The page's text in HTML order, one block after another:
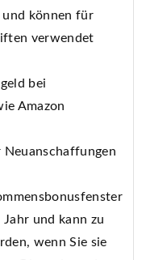
und können für
verwendet
bei
Amazon
und kann zu
wenn Sie sie